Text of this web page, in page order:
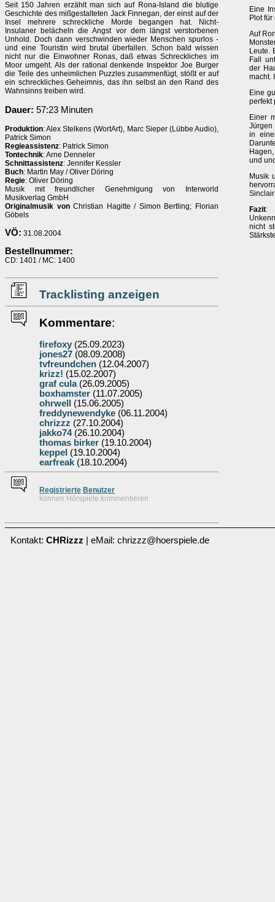
Seit 150 Jahren erzählt man sich auf Rona-Island die blutige
Geschichte des mißgestalteten Jack Finnegan, der einst auf der
Insel mehrere schreckliche Morde begangen hat. Nicht-
Insulaner belächeln die Angst vor dem längst verstorbenen
Unhold. Doch dann verschwinden wieder Menschen spurlos -
und eine Touristin wird brutal überfallen. Schon bald wissen
nicht nur die Einwohner Ronas, daß etwas Schreckliches im
Moor umgeht. Als der rational denkende Inspektor Joe Burger
die Teile des unheimlichen Puzzles zusammenfügt, stößt er auf
ein schreckliches Geheimnis, das ihn selbst an den Rand des
Wahnsinns treiben wird.
Dauer: 57:23 Minuten
Produktion: Alex Stelkens (WortArt), Marc Sieper (Lübbe Audio),
Patrick Simon
Regieassistenz: Patrick Simon
Tontechnik: Arne Denneler
Schnittassistenz: Jennifer Kessler
Buch: Martin May / Oliver Döring
Regie: Oliver Döring
Musik mit freundlicher Genehmigung von Interworld
Musikverlag GmbH
Originalmusik vonChristian Hagitte / Simon Bertling; Florian
Göbels
VÖ: 31.08.2004
Bestellnummer:
CD: 1401 / MC: 1400
Tracklisting anzeigen
Kommentare:
firefoxy (25.09.2023)
jones27 (08.09.2008)
tvfreundchen (12.04.2007)
krizz! (15.02.2007)
graf cula(26.09.2005)
boxhamster (11.07.2005)
ohrwell
(15.06.2005)
freddynewendyke (06.11.2004)
chrizzz (27.10.2004)
jakko74(26.10.2004)
thomas birker (19.10.2004)
keppel (19.10.2004)
earfreak (18.10.2004)
Registrierte Benutzer
können Hörspiele kommentieren
Eine
Plot
Auf
Leute.
Fall
der
macht.
Eine
perfekt
Einer
Jürgen
in
und
Musik
Fazit:
nicht
Kontakt: CHRizzz | eMail: chrizzz@hoerspiele.de